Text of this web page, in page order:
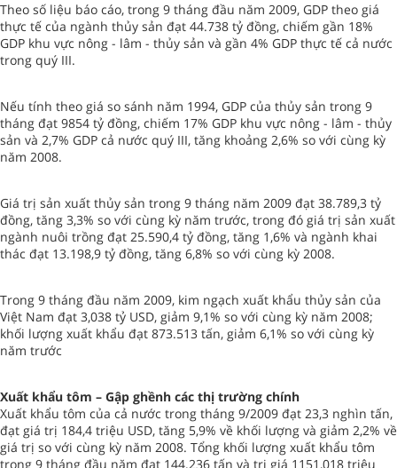
Theo số liệu báo cáo, trong 9 tháng đầu năm 2009, GDP theo giá
thực tế của ngành thủy sản đạt 44.738 tỷ đồng, chiếm gần 18%
GDP khu vực nông - lâm - thủy sản và gần 4% GDP thực tế cả nước
trong quý III.
Nếu tính theo giá so sánh năm 1994, GDP của thủy sản trong 9
tháng đạt 9854 tỷ đồng, chiếm 17% GDP khu vực nông - lâm - thủy
sản và 2,7% GDP cả nước quý III, tăng khoảng 2,6% so với cùng kỳ
năm 2008.
Giá trị sản xuất thủy sản trong 9 tháng năm 2009 đạt 38.789,3 tỷ
đồng, tăng 3,3% so với cùng kỳ năm trước, trong đó giá trị sản xuất
ngành nuôi trồng đạt 25.590,4 tỷ đồng, tăng 1,6% và ngành khai
thác đạt 13.198,9 tỷ đồng, tăng 6,8% so với cùng kỳ 2008.
Trong 9 tháng đầu năm 2009, kim ngạch xuất khẩu thủy sản của
Việt Nam đạt 3,038 tỷ USD, giảm 9,1% so với cùng kỳ năm 2008;
khối lượng xuất khẩu đạt 873.513 tấn, giảm 6,1% so với cùng kỳ
năm trước
Xuất khẩu tôm – Gập ghềnh các thị trường chính
Xuất khẩu tôm của cả nước trong tháng 9/2009 đạt 23,3 nghìn tấn,
đạt giá trị 184,4 triệu USD, tăng 5,9% về khối lượng và giảm 2,2% về
giá trị so với cùng kỳ năm 2008. Tổng khối lượng xuất khẩu tôm
trong 9 tháng đầu năm đạt 144.236 tấn và trị giá 1151,018 triệu